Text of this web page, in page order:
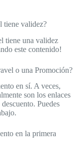
tiene validez?
tiene una validez
este contenido!
o una Promoción?
en sí. A veces,
son los enlaces
Puedes
en la primera